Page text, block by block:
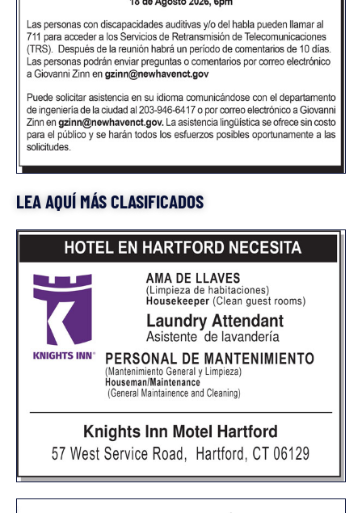
LEA AQUÍ MÁS CLASIFICADOS